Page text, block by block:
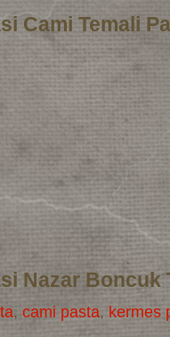
Cami Temali
Nazar Boncuk
, cami pasta, kermes